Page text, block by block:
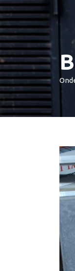
Spring
naar
inhoud